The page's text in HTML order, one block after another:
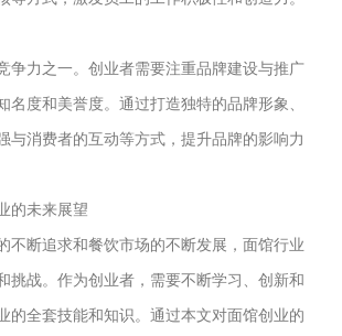
争力之一。创业者需要注重品牌建设与推广
名度和美誉度。通过打造独特的品牌形象、
与消费者的互动等方式，提升品牌的影响力
的未来展望
不断追求和餐饮市场的不断发展，面馆行业
挑战。作为创业者，需要不断学习、创新和
的全套技能和知识。通过本文对面馆创业的